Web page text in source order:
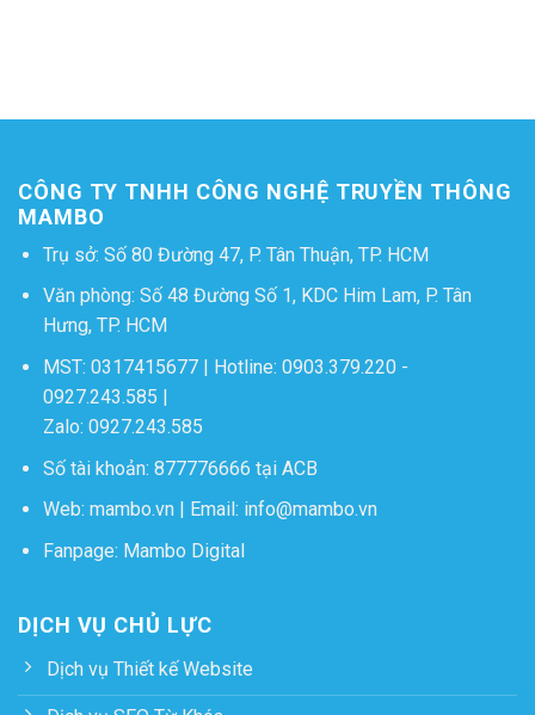
CÔNG TY TNHH CÔNG NGHỆ TRUYỀN THÔNG
MAMBO
Trụ sở: Số 80 Đường 47, P. Tân Thuận, TP. HCM
Văn phòng: Số 48 Đường Số 1, KDC Him Lam, P. Tân
Hưng, TP. HCM
MST: 0317415677 | Hotline: 0903.379.220-
0927.243.585 |
Zalo: 0927.243.585
Số tài khoản: 877776666 tại ACB
Web: mambo.vn| Email: info@mambo.vn
Fanpage: Mambo Digital
DỊCH VỤ CHỦ LỰC
Dịch vụ Thiết kế Website